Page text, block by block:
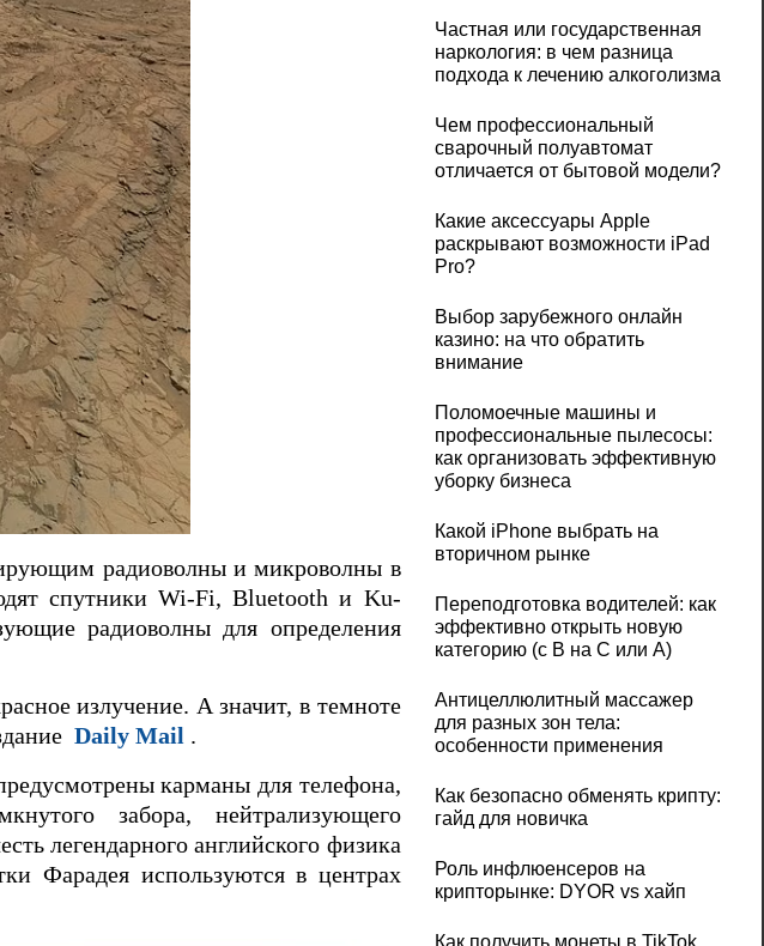
радиоволны и микроволны в
спутники Wi-Fi, Bluetooth и Ku-
радиоволны для определения
излучение. А значит, в темноте
Daily Mail .
карманы для телефона,
забора, нейтрализующего
легендарного английского физика
Фарадея используются в центрах
Частная или государственная
наркология: в чем разница
подхода к лечению алкоголизма
Чем профессиональный
сварочный полуавтомат
отличается от бытовой модели?
Какие аксессуары Apple
раскрывают возможности iPad
Pro?
Выбор зарубежного онлайн
казино: на что обратить
внимание
Поломоечные машины и
профессиональные пылесосы:
как организовать эффективную
уборку бизнеса
Какой iPhone выбрать на
вторичном рынке
Переподготовка водителей: как
эффективно открыть новую
категорию (с B на C или А)
Антицеллюлитный массажер
для разных зон тела:
особенности применения
Как безопасно обменять крипту:
гайд для новичка
Роль инфлюенсеров на
крипторынке: DYOR vs хайп